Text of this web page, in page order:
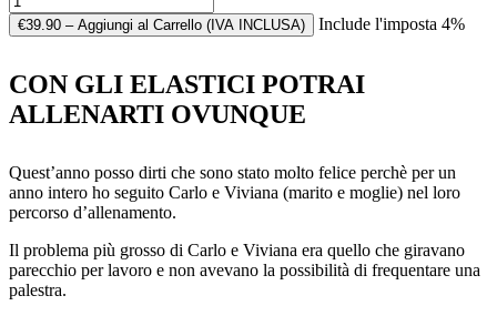
€39.90 – Aggiungi al Carrello (IVA INCLUSA) Include l'imposta 4%
CON GLI ELASTICI POTRAI
ALLENARTI OVUNQUE
Quest’anno posso dirti che sono stato molto felice perchè per un
anno intero ho seguito Carlo e Viviana (marito e moglie) nel loro
percorso d’allenamento.
Il problema più grosso di Carlo e Viviana era quello che giravano
parecchio per lavoro e non avevano la possibilità di frequentare una
palestra.